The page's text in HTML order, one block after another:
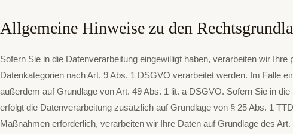
Allgemeine Hinweise zu den
Sofern Sie in die Datenverarbeitung eingewilligt haben, verarbeiten wir
Datenkategorien nach Art. 9 Abs. 1 DSGVO verarbeitet werden. Im Falle
außerdem auf Grundlage von Art. 49 Abs. 1 lit. a DSGVO. Sofern Sie in
erfolgt die Datenverarbeitung zusätzlich auf Grundlage von § 25 Abs. 1
Maßnahmen erforderlich, verarbeiten wir Ihre Daten auf Grundlage des